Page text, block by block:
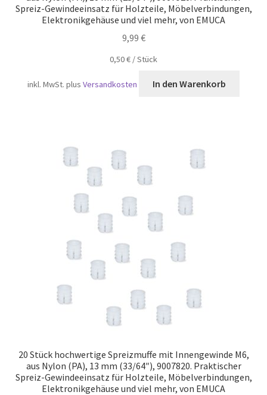
Spreiz-Gewindeeinsatz für Holzteile, Möbelverbindungen,
Elektronikgehäuse und viel mehr, von EMUCA
9,99 €
0,50€ /Stück
inkl. MwSt. plusVersandkosten In den Warenkorb
20 Stück hochwertige Spreizmuffe mit Innengewinde M6,
aus Nylon (PA), 13 mm (33/64″), 9007820. Praktischer
Spreiz-Gewindeeinsatz für Holzteile, Möbelverbindungen,
Elektronikgehäuse und viel mehr, von EMUCA